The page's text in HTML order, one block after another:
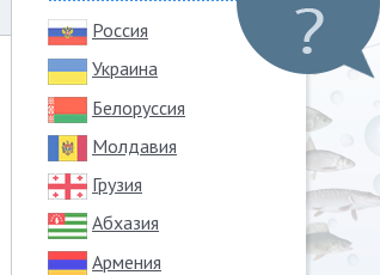
Россия
Украина
Белоруссия
Молдавия
Грузия
Абхазия
Армения